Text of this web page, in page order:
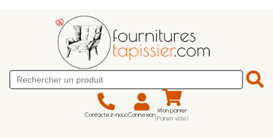
Contactez-nousConnexion Mon panier
(Panier vide)